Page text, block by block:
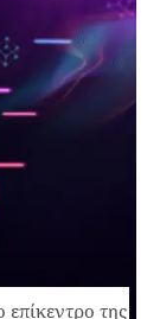
της